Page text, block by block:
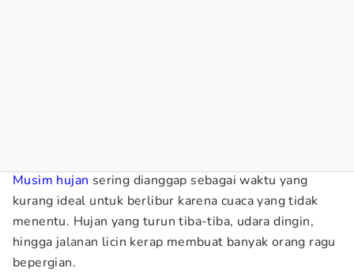
Musim hujan sering dianggap sebagai waktu yang
kurang ideal untuk berlibur karena cuaca yang tidak
menentu. Hujan yang turun tiba-tiba, udara dingin,
hingga jalanan licin kerap membuat banyak orang ragu
bepergian.